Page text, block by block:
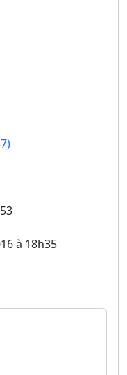
à 18h35